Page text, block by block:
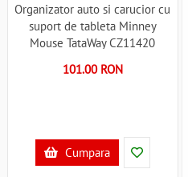
Organizator auto si carucior cu
suport de tableta Minney
Mouse TataWay CZ11420
101.00 RON
Cumpara